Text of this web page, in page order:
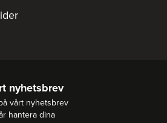
nyhetsbrev
vårt nyhetsbrev
hantera dina